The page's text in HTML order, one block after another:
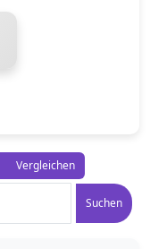
Suchen
Vergleichen